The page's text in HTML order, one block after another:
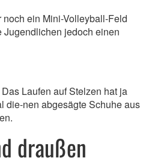
ein Mini-Volleyball-Feld
jedoch einen
Laufen auf Stelzen hat ja
die-nen abgesägte Schuhe aus
draußen